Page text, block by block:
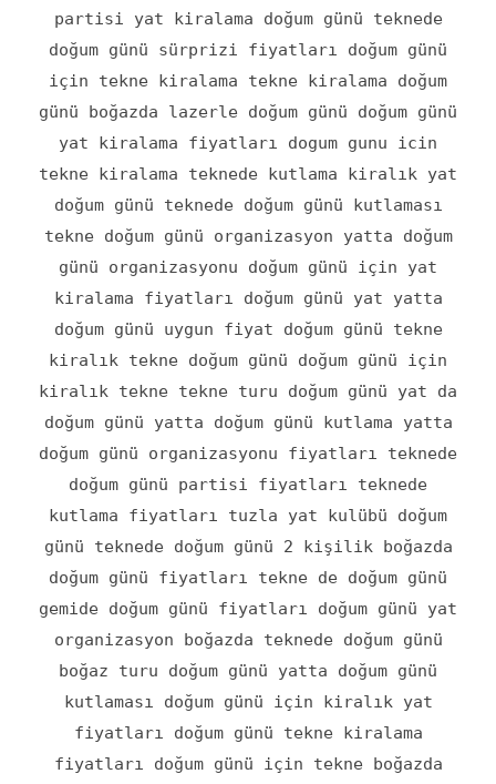
partisi yat kiralama doğum günü teknede
doğum günü sürprizi fiyatları doğum günü
için tekne kiralama tekne kiralama doğum
günü boğazda lazerle doğum günü doğum günü
yat kiralama fiyatları dogum gunu icin
tekne kiralama teknede kutlama kiralık yat
doğum günü teknede doğum günü kutlaması
tekne doğum günü organizasyon yatta doğum
günü organizasyonu doğum günü için yat
kiralama fiyatları doğum günü yat yatta
doğum günü uygun fiyat doğum günü tekne
kiralık tekne doğum günü doğum günü için
kiralık tekne tekne turu doğum günü yat da
doğum günü yatta doğum günü kutlama yatta
doğum günü organizasyonu fiyatları teknede
doğum günü partisi fiyatları teknede
kutlama fiyatları tuzla yat kulübü doğum
günü teknede doğum günü 2 kişilik boğazda
doğum günü fiyatları tekne de doğum günü
gemide doğum günü fiyatları doğum günü yat
organizasyon boğazda teknede doğum günü
boğaz turu doğum günü yatta doğum günü
kutlaması doğum günü için kiralık yat
fiyatları doğum günü tekne kiralama
fiyatları doğum günü için tekne boğazda